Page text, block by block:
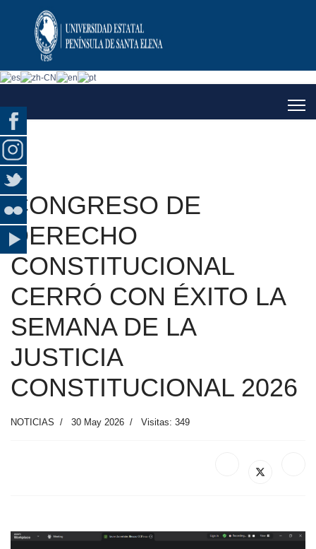
CONGRESO DE
DERECHO
CONSTITUCIONAL
CERRÓ CON ÉXITO LA
SEMANA DE LA
JUSTICIA
CONSTITUCIONAL 2026
NOTICIAS 30 May 2026 Visitas: 349